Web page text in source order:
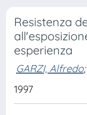
Resistenza
esperienza
GARZI, Alfredo;
1997